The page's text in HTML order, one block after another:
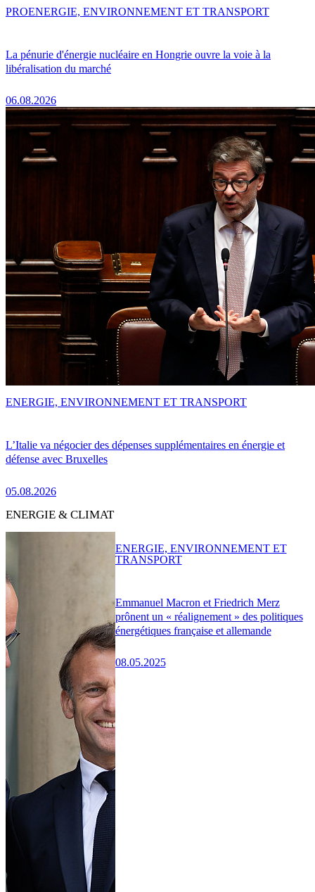
La pénurie d'énergie nucléaire en Hongrie ouvre la voie à la
libéralisation du marché
06.08.2026
PROENERGIE, ENVIRONNEMENT ET TRANSPORT
L’Italie va négocier des dépenses supplémentaires en énergie et
défense avec Bruxelles
05.08.2026
ENERGIE, ENVIRONNEMENT ET TRANSPORT
ENERGIE & CLIMAT
Emmanuel Macron et Friedrich Merz
prônent un « réalignement » des politiques
énergétiques française et allemande
08.05.2025
ENERGIE, ENVIRONNEMENT ET
TRANSPORT